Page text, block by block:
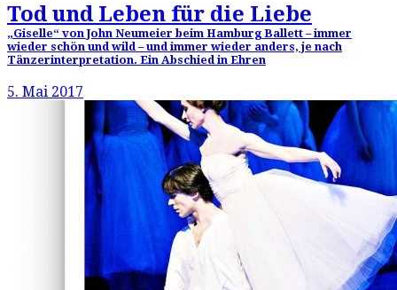
Tod und Leben für die Liebe
„Giselle“ von John Neumeier beim Hamburg Ballett – immer
wieder schön und wild – und immer wieder anders, je nach
Tänzerinterpretation. Ein Abschied in Ehren
5. Mai 2017